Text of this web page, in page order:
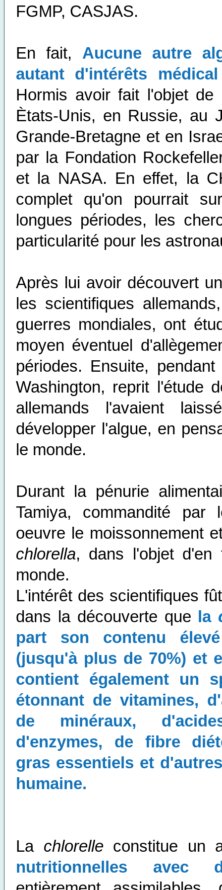
FGMP, CASJAS.
En fait, Aucune autre
autant d'intérêts
Hormis avoir fait l'objet de
Ètats-Unis, en Russie, au
Grande-Bretagne et en
par la Fondation
et la NASA. En effet, la
complet qu'on pourrait
longues périodes, les
particularité pour les
Après lui avoir découvert
les scientifiques
guerres mondiales, ont
moyen éventuel
périodes. Ensuite,
Washington, reprit l'étude
allemands l'avaient
développer l'algue, en
le monde.
Durant la pénurie
Tamiya, commandité par
oeuvre le moissonnement
chlorella, dans l'objet d'en
monde.
L'intérêt des scientifiques
dans la découverte que la
part son contenu
(jusqu'à plus de 70%) et
contient également un
étonnant de vitamines,
de minéraux,
d'enzymes, de fibre
gras essentiels et
humaine.
La chlorelleconstitue un
nutritionnelles avec